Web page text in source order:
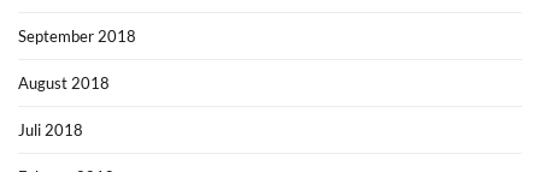
September 2018
August 2018
Juli 2018